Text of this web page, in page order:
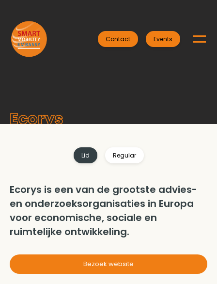
Contact Events
Ecorys
Lid Regular
Ecorys is een van de grootste advies-
en onderzoeksorganisaties in Europa
voor economische, sociale en
ruimtelijke ontwikkeling.
Bezoek website